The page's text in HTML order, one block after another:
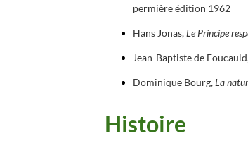
permière édition 1962
Hans Jonas,Le Principe
Jean-Baptiste de
Dominique Bourg,La
Histoire